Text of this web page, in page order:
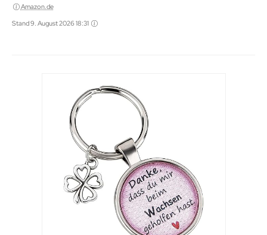
Amazon.de
Stand 9. August 2026 18:31